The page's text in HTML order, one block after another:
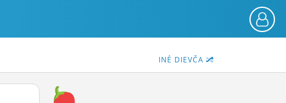
INÉ DIEVČA